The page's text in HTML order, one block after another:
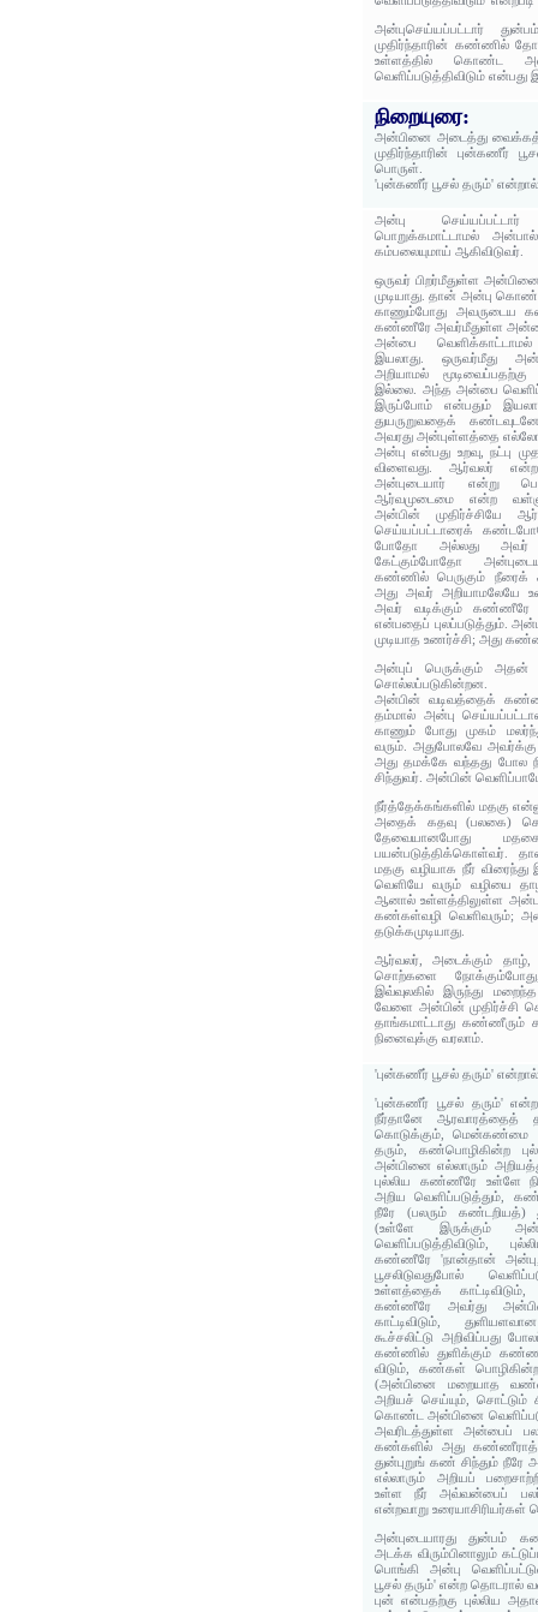
அன்புசெய்யப்பட்டார்
முதிர்ந்தாரின் கண்ணில்
உள்ளத்தில் கொண்ட
வெளிப்படுத்திவிடும்
நிறையுரை:
அன்பினை அடைத்து
முதிர்ந்தாரின் புன்கணீர்
பொருள்.
'புன்கணீர் பூசல் தரும்'
அன்பு
பொறுக்கமாட்டாமல்
கம்பலையுமாய் ஆகிவிடுவர்.
ஒருவர் பிறர்மீதுள்ள
முடியாது. தான் அன்பு
காணும்போது அவருடைய
கண்ணீரே அவர்மீதுள்ள
அன்பை வெளிக்காட்டாமல்
இயலாது. ஒருவர்மீது
அறியாமல்
இல்லை. அந்த அன்பை
இருப்போம் என்பதும்
துயருறுவதைக்
அவரது அன்புள்ளத்தை
அன்பு என்பது உறவு, நட்பு
விளைவது. ஆர்வலர் என்ற
அன்புடையார் என்று
ஆர்வமுடைமை என்ற
அன்பின் முதிர்ச்சியே
செய்யப்பட்டாரைக்
போதோ அல்லது அவர்
கேட்கும்போதோ
கண்ணில் பெருகும் நீரைக்
அது அவர் அறியாமலேயே
அவர் வடிக்கும் கண்ணீரே
என்பதைப் புலப்படுத்தும்.
முடியாத உணர்ச்சி; அது
அன்புப் பெருக்கும் அதன்
சொல்லப்படுகின்றன.
அன்பின் வடிவத்தைக்
தம்மால் அன்பு
காணும் போது முகம்
வரும். அதுபோலவே
அது தமக்கே வந்தது போல
சிந்துவர். அன்பின்
நீர்த்தேக்கங்களில் மதகு
அதைக் கதவு (பலகை)
தேவையானபோது
பயன்படுத்திக்கொள்வர்.
மதகு வழியாக நீர் விரைந்து
வெளியே வரும் வழியை
ஆனால் உள்ளத்திலுள்ள
கண்கள்வழி வெளிவரும்;
தடுக்கமுடியாது.
ஆர்வலர், அடைக்கும் தாழ்,
சொற்களை
இவ்வுலகில் இருந்து
வேளை அன்பின் முதிர்ச்சி
தாங்கமாட்டாது கண்ணீரும்
நினைவுக்கு வரலாம்.
'புன்கணீர் பூசல் தரும்'
'புன்கணீர் பூசல் தரும்'
நீர்தானே ஆரவாரத்தைத்
கொடுக்கும், மென்கண்மை
தரும், கண்பொழிகின்ற
அன்பினை எல்லாரும்
புல்லிய கண்ணீரே உள்ளே
அறிய வெளிப்படுத்தும்,
நீரே (பலரும்‌ கண்டறியத்)
(உள்ளே இருக்கும்
வெளிப்படுத்திவிடும்,
கண்ணீரே 'நான்தான்
பூசலிடுவதுபோல்
உள்ளத்தைக்
கண்ணீரே அவர்து
காட்டிவிடும்,
கூச்சலிட்டு அறிவிப்பது
கண்ணில் துளிக்கும்
விடும், கண்கள்
(அன்பினை மறையாத
அறியச் செய்யும்,
கொண்ட அன்பினை
அவரிடத்துள்ள அன்பைப்
கண்களில் அது கண்ணீராத்
துன்புறுங் கண் சிந்தும்
எல்லாரும் அறியப்
உள்ள நீர் அவ்வன்பைப் பலர்
என்றவாறு உரையாசிரியர்கள்
அன்புடையாரது துன்பம்
அடக்க விரும்பினாலும்
பொங்கி அன்பு
பூசல் தரும்' என்ற தொடரால்
புன் என்பதற்கு புல்லிய